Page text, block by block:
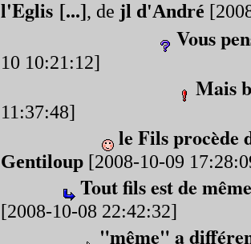
l'Eglis [...], de jl d'André
Vous
10 10:21:12]
Mais
11:37:48]
le Fils procède
Gentiloup[2008-10-09
Tout fils est de
[2008-10-08 22:42:32]
"même" a